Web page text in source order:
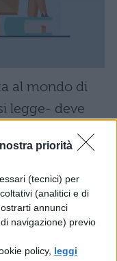
priorità
(tecnici) per
(analitici e di
annunci
navigazione) previo
policy, leggi
al mondo di
legge- deve
linguaggio,
culturali e
di Londra,qui